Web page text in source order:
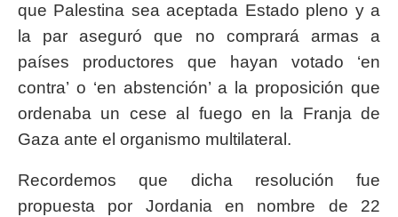
que Palestina sea aceptada Estado pleno y a
la par aseguró que no comprará armas a
países productores que hayan votado ‘en
contra’ o ‘en abstención’ a la proposición que
ordenaba un cese al fuego en la Franja de
Gaza ante el organismo multilateral.
Recordemos que dicha resolución fue
propuesta por Jordania en nombre de 22